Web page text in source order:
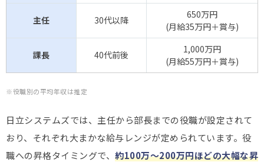
主任 30代以降
650万円
(月給35万円＋賞与)
課長 40代前後
1,000万円
(月給55万円＋賞与)
※役職別の平均年収は推定
日立システムズでは、主任から部長までの役職が設定されて
おり、それぞれ大まかな給与レンジが定められています。役
職への昇格タイミングで、 約100万～200万円ほどの大幅な昇